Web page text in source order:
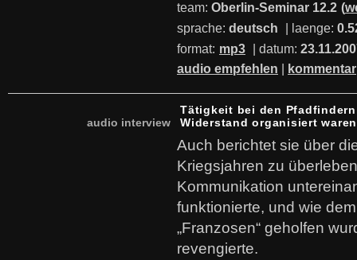
team: Oberlin-Seminar 12.2 (
sprache: deutsch | laenge:
format: mp3 | datum:
audio empfehlen
kommentar
audio interview
Tätigkeit bei den
Widerstand organisiert
Auch berichtet sie über
Kriegsjahren zu
Kommunikation
funktionierte, und wie
„Franzosen“ geholfen
revengierte.